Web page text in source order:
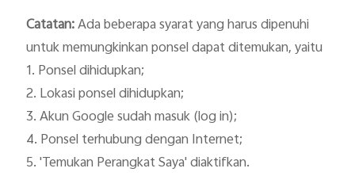
Catatan: Ada beberapa syarat yang harus dipenuhi
untuk memungkinkan ponsel dapat ditemukan, yaitu
1. Ponsel dihidupkan;
2. Lokasi ponsel dihidupkan;
3. Akun Google sudah masuk (log in);
4. Ponsel terhubung dengan Internet;
5. 'Temukan Perangkat Saya' diaktifkan.